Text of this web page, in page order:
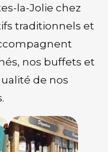
la-Jolie chez
traditionnels et
nos buffets et
de nos